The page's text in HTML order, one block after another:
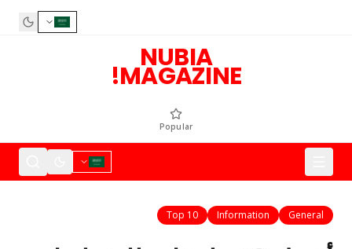
NUBIA
MAGAZINE!
Popular
General
Information
Top 10